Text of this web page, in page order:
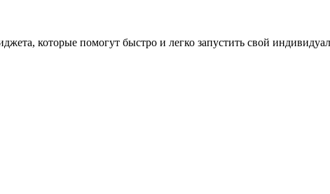
которые помогут быстро и легко запустить свой